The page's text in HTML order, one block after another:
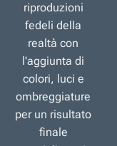
riproduzioni
fedeli della
realtà con
l'aggiunta di
colori, luci e
ombreggiature
per un risultato
finale